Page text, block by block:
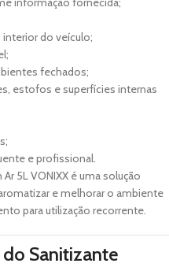
interior do veículo;
fechados;
estofos e superfícies internas
e profissional.
5L VONIXX é uma solução
e melhorar o ambiente
para utilização recorrente.
do Sanitizante